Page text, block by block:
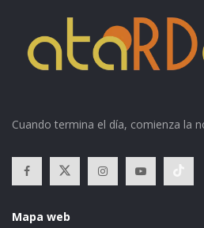
Cuando termina el día, comienza la
Mapa web